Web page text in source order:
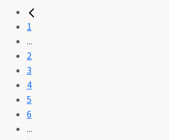
1
...
2
3
4
5
6
...